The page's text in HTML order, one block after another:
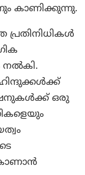
കാണിക്കുന്നു.
പ്രതിനിധികൾ
നൽകി.
ഒരു